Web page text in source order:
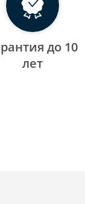
до 10
лет